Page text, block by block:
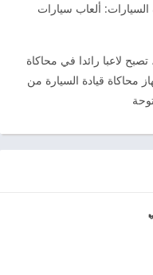
السيارات: ألعاب سيارات
الصيغة المثيرة سباق السيارات 3د ، تصبح لاعبا رائدا في محاكاة
محاكاة قيادة السيارة من